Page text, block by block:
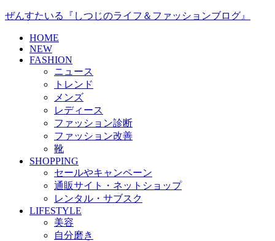
ぜんすたいる『しつじのライフ＆ファッションブログ』
HOME
NEW
FASHION
ニュース
トレンド
メンズ
レディース
ファッション診断
ファッション改善
靴
SHOPPING
セールやキャンペーン
通販サイト・ネットショップ
レンタル・サブスク
LIFESTYLE
美容
自分磨き